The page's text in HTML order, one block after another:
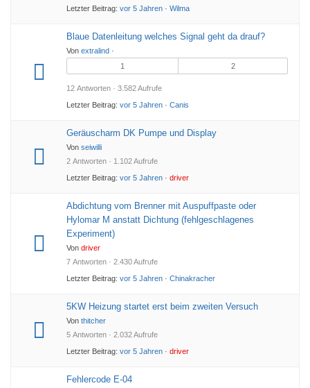
Letzter Beitrag: vor 5 Jahren · Wilma
Blaue Datenleitung welches Signal geht da drauf?
Von extralind ·
1
2
12 Antworten · 3.582 Aufrufe
Letzter Beitrag: vor 5 Jahren · Canis
Geräuscharm DK Pumpe und Display
Von seiwilli
2 Antworten · 1.102 Aufrufe
Letzter Beitrag: vor 5 Jahren · driver
Abdichtung vom Brenner mit Auspuffpaste oder
Hylomar M anstatt Dichtung (fehlgeschlagenes
Experiment)
Von driver
7 Antworten · 2.430 Aufrufe
Letzter Beitrag: vor 5 Jahren · Chinakracher
5KW Heizung startet erst beim zweiten Versuch
Von thitcher
5 Antworten · 2.032 Aufrufe
Letzter Beitrag: vor 5 Jahren · driver
Fehlercode E-04